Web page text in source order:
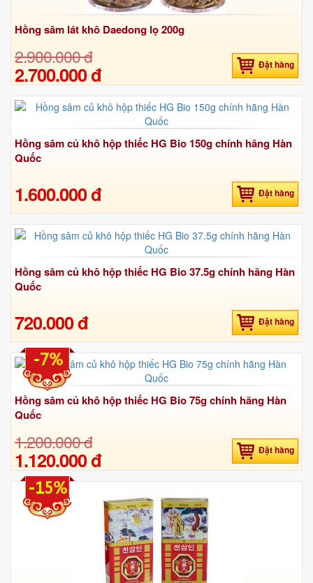
Hồng sâm lát khô Daedong lọ 200g
2.900.000 đ
2.700.000 đ Đặt hàng
Hồng sâm củ khô hộp thiếc HG Bio 150g chính hãng Hàn
Quốc
1.600.000 đ Đặt hàng
Hồng sâm củ khô hộp thiếc HG Bio 37.5g chính hãng Hàn
Quốc
720.000 đ Đặt hàng
Hồng sâm củ khô hộp thiếc HG Bio 75g chính hãng Hàn
Quốc
1.200.000 đ
1.120.000 đ Đặt hàng
-7%
-15%